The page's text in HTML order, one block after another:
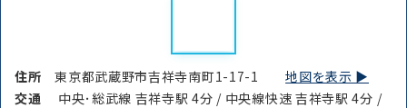
住所東京都武蔵野市吉祥寺南町1-17-1地図を表示 ▶︎
交通
中央･総武線 吉祥寺駅 4分 / 中央線快速 吉祥寺駅 4分 /